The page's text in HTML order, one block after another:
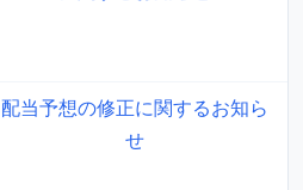
配当予想の修正に関するお知ら
せ